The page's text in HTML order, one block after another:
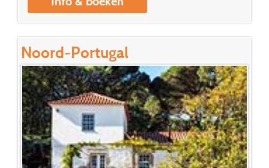
Noord-Portugal